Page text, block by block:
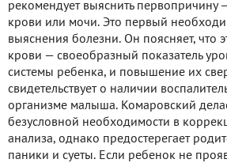
рекомендует выяснить первопричину
крови или мочи. Это первый
выяснения болезни. Он поясняет, что
крови — своеобразный показатель
системы ребенка, и повышение их
свидетельствует о наличии
организме малыша. Комаровский
безусловной необходимости в
анализа, однако предостерегает
паники и суеты. Если ребенок не